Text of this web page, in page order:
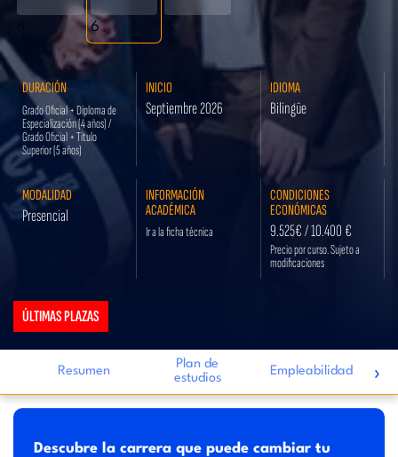
6
DURACIÓN
Grado Oficial + Diploma de
Especialización (4 años) /
Grado Oficial + Título
Superior (5 años)
INICIO
Septiembre 2026
IDIOMA
Bilingüe
MODALIDAD
Presencial
INFORMACIÓN
ACADÉMICA
Ir a la ficha técnica
CONDICIONES
ECONÓMICAS
9.525€ / 10.400 €
Precio por curso. Sujeto a
modificaciones
ÚLTIMAS PLAZAS
Resumen
Plan de
estudios
Empleabilidad ›
Descubre la carrera que puede cambiar tu